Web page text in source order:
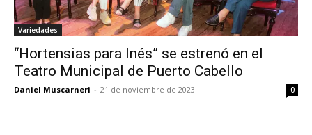
Variedades
“Hortensias para Inés” se estrenó en el
Teatro Municipal de Puerto Cabello
Daniel Muscarneri - 21 de noviembre de 2023 0